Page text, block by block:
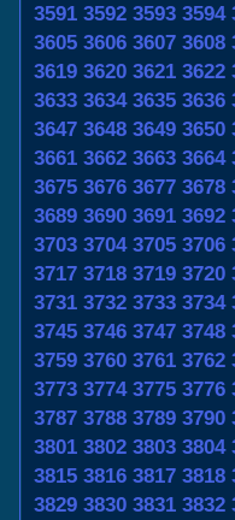
3591 3592 3593 3594
3605 3606 3607 3608
3619 3620 3621 3622
3633 3634 3635 3636
3647 3648 3649 3650
3661 3662 3663 3664
3675 3676 3677 3678
3689 3690 3691 3692
3703 3704 3705 3706
3717 3718 3719 3720
3731 3732 3733 3734
3745 3746 3747 3748
3759 3760 3761 3762
3773 3774 3775 3776
3787 3788 3789 3790
3801 3802 3803 3804
3815 3816 3817 3818
3829 3830 3831 3832